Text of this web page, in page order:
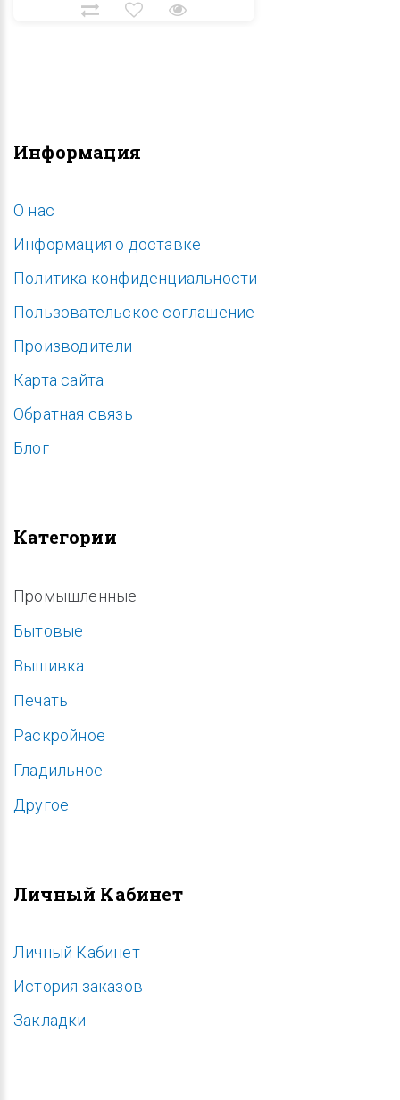
Информация
O нас
Информация о доставке
Политика конфиденциальности
Пользовательское соглашение
Производители
Карта сайта
Обратная связь
Блог
Категории
Промышленные
Бытовые
Вышивка
Печать
Раскройное
Гладильное
Другое
Личный Кабинет
Личный Кабинет
История заказов
Закладки